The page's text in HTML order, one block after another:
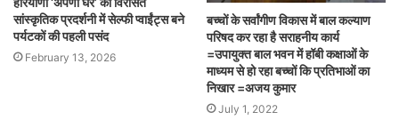
सांस्कृतिक प्रदर्शनी में सेल्फी प्वाईंट्स बने
पर्यटकों की पहली पसंद
February 13, 2026
बच्चों के सर्वांगीण विकास में बाल कल्याण
परिषद कर रहा है सराहनीय कार्य
=उपायुक्त बाल भवन में हॉबी कक्षाओं के
माध्यम से हो रहा बच्चों कि प्रतिभाओं का
निखार =अजय कुमार
July 1, 2022